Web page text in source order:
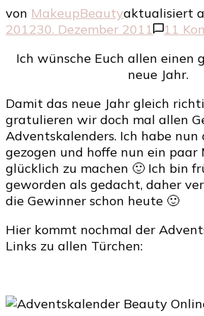
von MakeupBeautyaktualisiert
201230. Dezember 2011 11
Ich wünsche Euch allen einen
neue Jahr.
Damit das neue Jahr gleich
gratulieren wir doch mal allen
Adventskalenders. Ich habe nun
gezogen und hoffe nun ein paar
glücklich zu machen 🙂 Ich bin
geworden als gedacht, daher
die Gewinner schon heute 🙂
Hier kommt nochmal der
Links zu allen Türchen: